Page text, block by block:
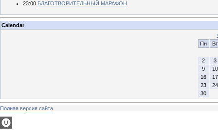
23:00 БЛАГОТВОРИТЕЛЬНЫЙ МАРАФОН
Calendar
Пн
Вт
2
3
9
10
16
17
23
24
30
Полная версия сайта